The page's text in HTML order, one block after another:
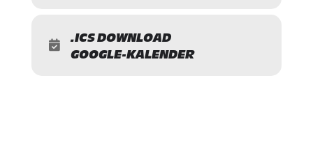
.ICS DOWNLOAD
GOOGLE-KALENDER